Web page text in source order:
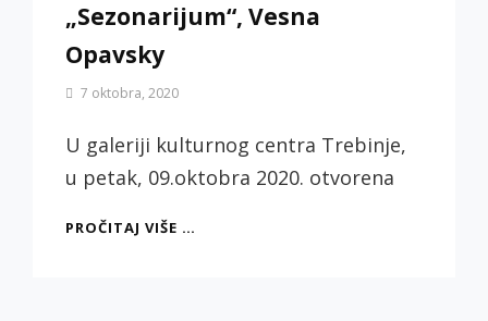
„Sezonarijum“, Vesna
Opavsky
By
Jotić
7 oktobra, 2020
U galeriji kulturnog centra Trebinje,
u petak, 09.oktobra 2020. otvorena
PROČITAJ VIŠE …